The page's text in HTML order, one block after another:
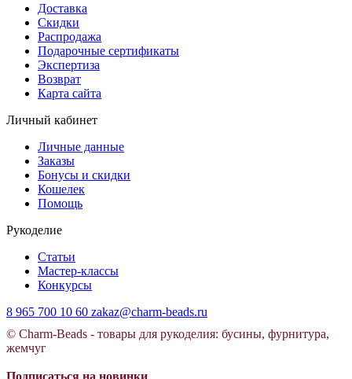
Доставка
Скидки
Распродажа
Подарочные сертификаты
Экспертиза
Возврат
Карта сайта
Личный кабинет
Личные данные
Заказы
Бонусы и скидки
Кошелек
Помощь
Рукоделие
Статьи
Мастер-классы
Конкурсы
8 965 700 10 60 zakaz@charm-beads.ru
© Charm-Beads - товары для рукоделия: бусины, фурнитура,
жемчуг
Подписаться на новинки